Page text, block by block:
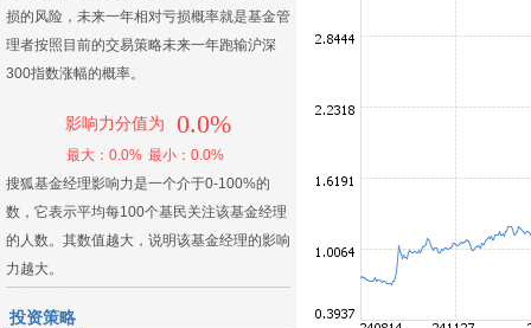
损的风险，未来一年相对亏损概率就是基金管
理者按照目前的交易策略未来一年跑输沪深
300指数涨幅的概率。
影响力分值为 0.0%
最大：0.0% 最小：0.0%
搜狐基金经理影响力是一个介于0-100%的
数，它表示平均每100个基民关注该基金经理
的人数。其数值越大，说明该基金经理的影响
力越大。
投资策略